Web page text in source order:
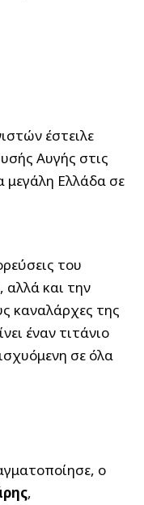
έστειλε
Αυγής στις
μεγάλη Ελλάδα σε
του
και την
καναλάρχες της
έναν τιτάνιο
σε όλα
ο
,